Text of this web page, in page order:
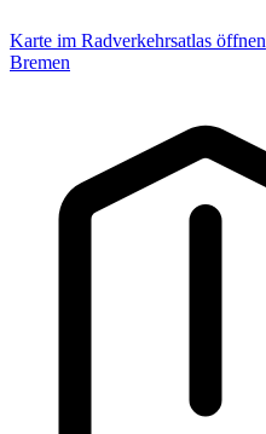
Karte im Radverkehrsatlas öffnen
Bremen